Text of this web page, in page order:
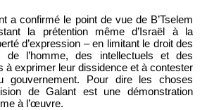
a confirmé le point de vue de B’Tselem
la prétention même d’Israël à la
d’expression – en limitant le droit des
de l’homme, des intellectuels et des
à exprimer leur dissidence et à contester
gouvernement. Pour dire les choses
de Galant est une démonstration
à l’œuvre.